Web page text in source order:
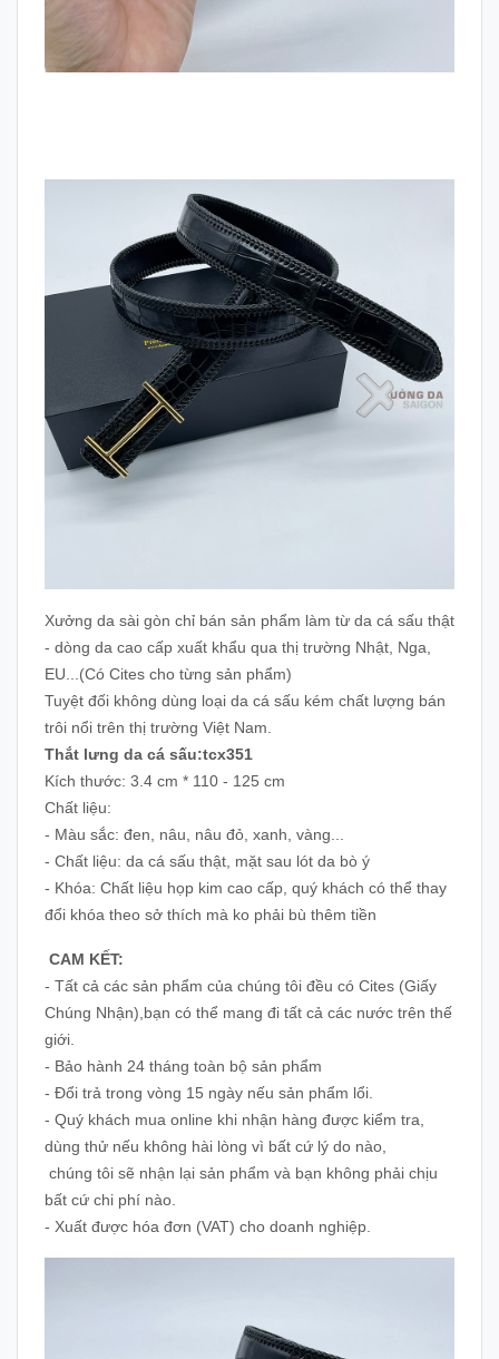
Xưởng da sài gòn chỉ bán sản phẩm làm từ da cá sấu thật
- dòng da cao cấp xuất khẩu qua thị trường Nhật, Nga,
EU...(Có Cites cho từng sản phẩm)
Tuyệt đối không dùng loại da cá sấu kém chất lượng bán
trôi nổi trên thị trường Việt Nam.
Thắt lưng da cá sấu:tcx351
Kích thước: 3.4 cm * 110 - 125 cm
Chất liệu:
- Màu sắc: đen, nâu, nâu đỏ, xanh, vàng...
- Chất liệu: da cá sấu thật, mặt sau lót da bò ý
- Khóa: Chất liệu họp kim cao cấp, quý khách có thể thay
đổi khóa theo sở thích mà ko phải bù thêm tiền
CAM KẾT:
- Tất cả các sản phẩm của chúng tôi đều có Cites (Giấy
Chúng Nhận),bạn có thể mang đi tất cả các nước trên thế
giới.
- Bảo hành 24 tháng toàn bộ sản phẩm
- Đổi trả trong vòng 15 ngày nếu sản phẩm lổi.
- Quý khách mua online khi nhận hàng được kiểm tra,
dùng thử nếu không hài lòng vì bất cứ lý do nào,
chúng tôi sẽ nhận lại sản phẩm và bạn không phải chịu
bất cứ chi phí nào.
- Xuất được hóa đơn (VAT) cho doanh nghiệp.